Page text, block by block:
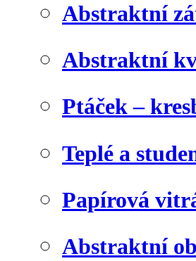
Abstraktní
Abstraktní
Ptáček –
Teplé a
Papírová
Abstraktní